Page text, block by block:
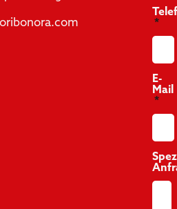
E-
Mail